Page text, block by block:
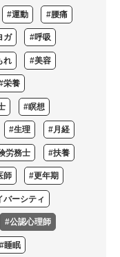
#運動 #腰痛
ガ #呼吸
れ #美容
栄養
#瞑想
#生理 #月経
労務士 #扶養
師 #更年期
バーシティ
#公認心理師
#睡眠